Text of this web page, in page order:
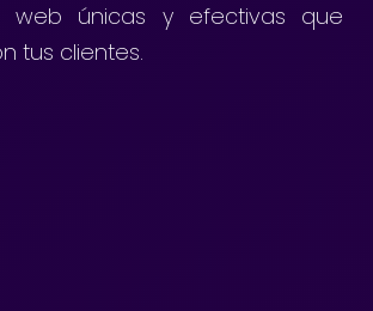
web únicas y efectivas que
tus clientes.